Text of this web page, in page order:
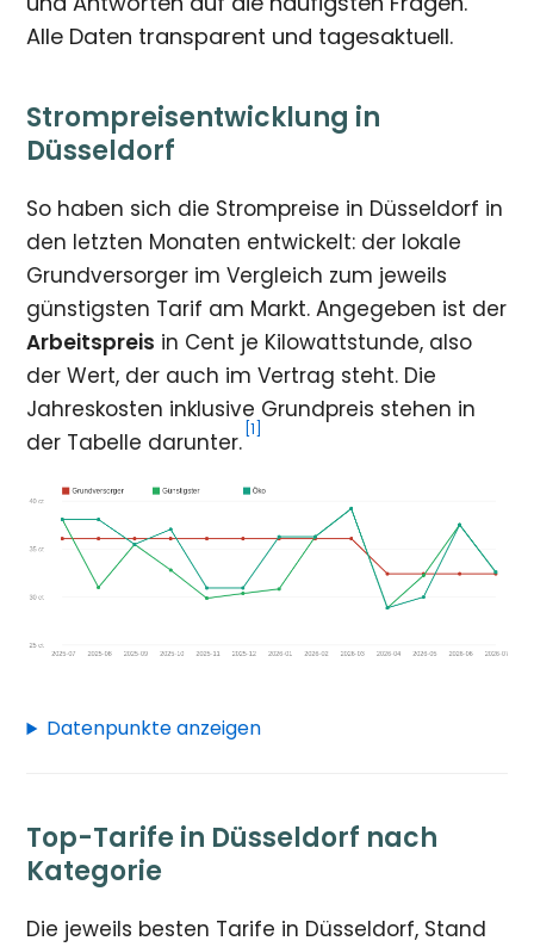
Alle Daten transparent und tagesaktuell.
Strompreisentwicklung in
Düsseldorf
So haben sich die Strompreise in Düsseldorf in
den letzten Monaten entwickelt: der lokale
Grundversorger im Vergleich zum jeweils
günstigsten Tarif am Markt. Angegeben ist der
Arbeitspreis in Cent je Kilowattstunde, also
der Wert, der auch im Vertrag steht. Die
Jahreskosten inklusive Grundpreis stehen in
der Tabelle darunter. [1]
Datenpunkte anzeigen
Top-Tarife in Düsseldorf nach
Kategorie
Die jeweils besten Tarife in Düsseldorf, Stand